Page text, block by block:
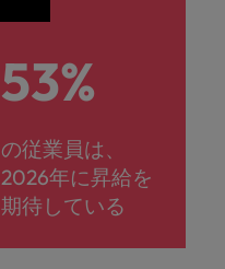
53%
の従業員は、
2026年に昇給を
期待している